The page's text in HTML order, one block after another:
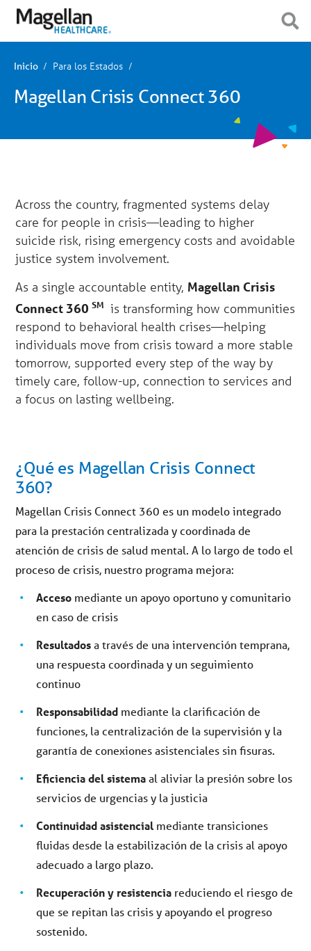
Haga
clic
móvil
Inicio Para los Estados
Magellan Crisis Connect 360
Across the country, fragmented systems delay
care for people in crisis—leading to higher
suicide risk, rising emergency costs and avoidable
justice system involvement.
As a single accountable entity, Magellan Crisis
Connect 360SM
is transforming how communities
respond to behavioral health crises—helping
individuals move from crisis toward a more stable
tomorrow, supported every step of the way by
timely care, follow-up, connection to services and
a focus on lasting wellbeing.
¿Qué es Magellan Crisis Connect
360?
Magellan Crisis Connect 360 es un modelo integrado
para la prestación centralizada y coordinada de
atención de crisis de salud mental. A lo largo de todo el
proceso de crisis, nuestro programa mejora:
Acceso mediante un apoyo oportuno y comunitario
en caso de crisis
Resultadosa través de una intervención temprana,
una respuesta coordinada y un seguimiento
continuo
Responsabilidad mediante la clarificación de
funciones, la centralización de la supervisión y la
garantía de conexiones asistenciales sin fisuras.
Eficiencia del sistemaal aliviar la presión sobre los
servicios de urgencias y la justicia
Continuidad asistencial mediante transiciones
fluidas desde la estabilización de la crisis al apoyo
adecuado a largo plazo.
Recuperación y resistencia reduciendo el riesgo de
que se repitan las crisis y apoyando el progreso
sostenido.